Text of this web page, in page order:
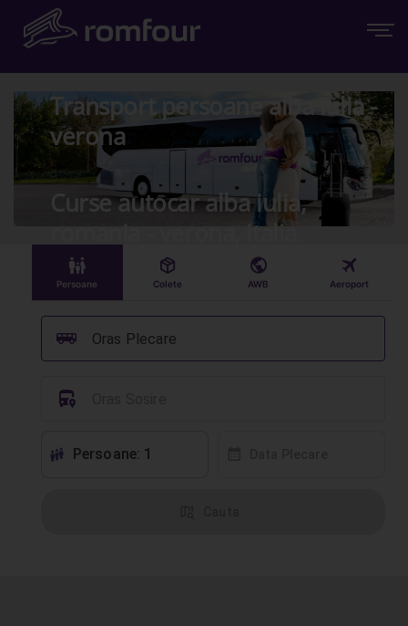
Transport persoane alba iulia -
verona
Curse autocar alba iulia,
romania - verona, italia
󱠣
Persoane
󰏗
Colete
󰇧
AWB
󰀝
Aeroport
Oras Plecare
󰞠
󱈒
󱕱 Persoane: 1